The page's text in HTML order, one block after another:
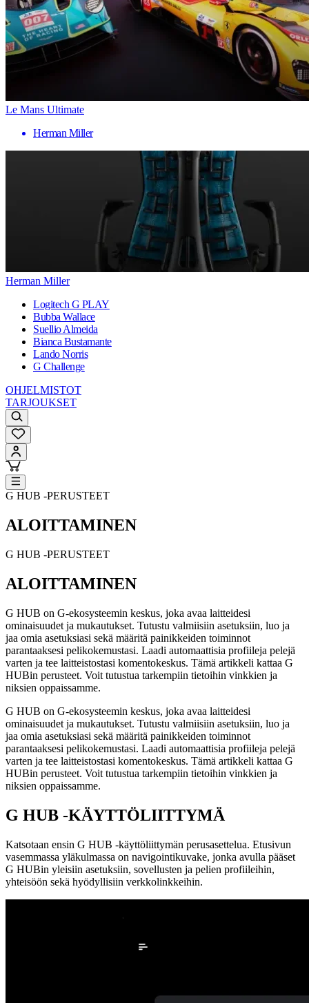
Le Mans Ultimate
Herman Miller
Herman Miller
Logitech G PLAY
Bubba Wallace
Suellio Almeida
Bianca Bustamante
Lando Norris
G Challenge
OHJELMISTOT
TARJOUKSET
G HUB ‑PERUSTEET
ALOITTAMINEN
G HUB ‑PERUSTEET
ALOITTAMINEN
G HUB on G-ekosysteemin keskus, joka avaa laitteidesi
ominaisuudet ja mukautukset. Tutustu valmiisiin asetuksiin, luo ja
jaa omia asetuksiasi sekä määritä painikkeiden toiminnot
parantaaksesi pelikokemustasi. Laadi automaattisia profiileja pelejä
varten ja tee laitteistostasi komentokeskus. Tämä artikkeli kattaa G
HUBin perusteet. Voit tutustua tarkempiin tietoihin vinkkien ja
niksien oppaissamme.
G HUB on G-ekosysteemin keskus, joka avaa laitteidesi
ominaisuudet ja mukautukset. Tutustu valmiisiin asetuksiin, luo ja
jaa omia asetuksiasi sekä määritä painikkeiden toiminnot
parantaaksesi pelikokemustasi. Laadi automaattisia profiileja pelejä
varten ja tee laitteistostasi komentokeskus. Tämä artikkeli kattaa G
HUBin perusteet. Voit tutustua tarkempiin tietoihin vinkkien ja
niksien oppaissamme.
G HUB ‑KÄYTTÖLIITTYMÄ
Katsotaan ensin G HUB ‑käyttöliittymän perusasettelua. Etusivun
vasemmassa yläkulmassa on navigointikuvake, jonka avulla pääset
G HUBin yleisiin asetuksiin, sovellusten ja pelien profiileihin,
yhteisöön sekä hyödyllisiin verkkolinkkeihin.